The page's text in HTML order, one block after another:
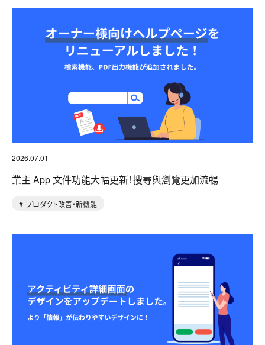
2026.07.01
業主 App 文件功能大幅更新！搜尋與瀏覽更加流暢
プロダクト改善・新機能